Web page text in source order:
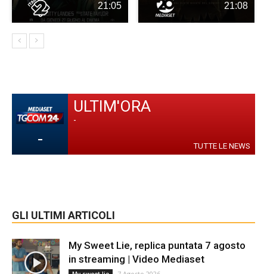
21:05 21:08
-
ULTIM'ORA
-
TUTTE LE NEWS
GLI ULTIMI ARTICOLI
My Sweet Lie, replica puntata 7 agosto
in streaming | Video Mediaset